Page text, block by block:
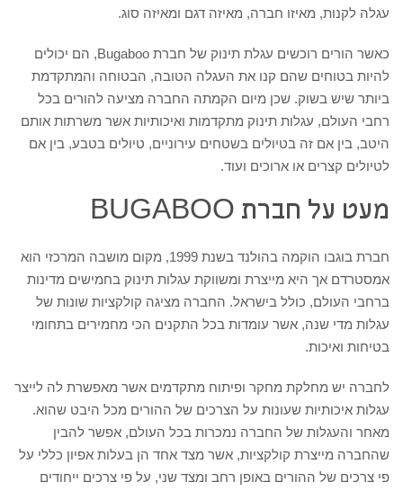
עגלה לקנות, מאיזו חברה, מאיזה דגם ומאיזה סוג.
כאשר הורים רוכשים עגלת תינוק של חברת Bugaboo, הם יכולים
להיות בטוחים שהם קנו את העגלה הטובה, הבטוחה והמתקדמת
ביותר שיש בשוק. שכן מיום הקמתה החברה מציעה להורים בכל
רחבי העולם, עגלות תינוק מתקדמות ואיכותיות אשר משרתות אותם
היטב, בין אם זה בטיולים בשטחים עירוניים, טיולים בטבע, בין אם
לטיולים קצרים או ארוכים ועוד.
מעט על חברת BUGABOO
חברת בוגבו הוקמה בהולנד בשנת 1999, מקום מושבה המרכזי הוא
אמסטרדם אך היא מייצרת ומשווקת עגלות תינוק בחמישים מדינות
ברחבי העולם, כולל בישראל. החברה מציגה קולקציות שונות של
עגלות מדי שנה, אשר עומדות בכל התקנים הכי מחמירים בתחומי
בטיחות ואיכות.
לחברה יש מחלקת מחקר ופיתוח מתקדמים אשר מאפשרת לה לייצר
עגלות איכותיות שעונות על הצרכים של ההורים מכל היבט שהוא.
מאחר והעגלות של החברה נמכרות בכל העולם, אפשר להבין
שהחברה מייצרת קולקציות, אשר מצד אחד הן בעלות אפיון כללי על
פי צרכים של ההורים באופן רחב ומצד שני, על פי צרכים ייחודים